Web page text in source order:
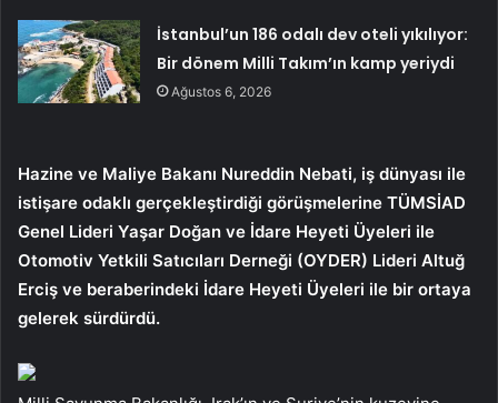
İstanbul’un 186 odalı dev oteli yıkılıyor:
Bir dönem Milli Takım’ın kamp yeriydi
Ağustos 6, 2026
Hazine ve Maliye Bakanı Nureddin Nebati, iş dünyası ile
istişare odaklı gerçekleştirdiği görüşmelerine TÜMSİAD
Genel Lideri Yaşar Doğan ve İdare Heyeti Üyeleri ile
Otomotiv Yetkili Satıcıları Derneği (OYDER) Lideri Altuğ
Erciş ve beraberindeki İdare Heyeti Üyeleri ile bir ortaya
gelerek sürdürdü.